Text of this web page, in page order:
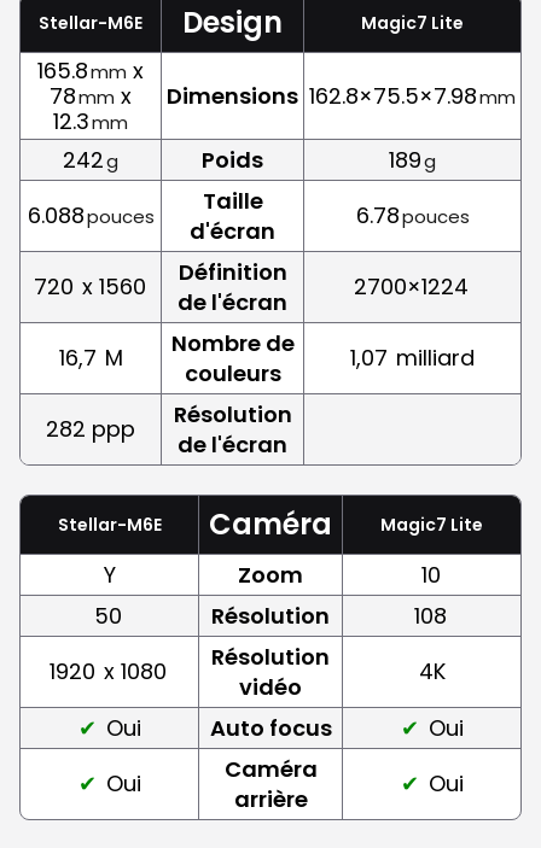
Stellar-M6E Design Magic7 Lite
165.8mm x
78mm x
12.3mm
Dimensions 162.8×75.5×7.98mm
242g Poids 189g
6.088pouces
Taille
d'écran
6.78pouces
720 x 1560
Définition
de l'écran
2700×1224
16,7 M
Nombre de
couleurs
1,07 milliard
282 ppp
Résolution
de l'écran
Stellar-M6E Caméra Magic7 Lite
Y Zoom
10
50
Résolution
108
1920 x 1080
Résolution
vidéo
4K
Oui
Auto focus
Oui
Oui
Caméra
arrière
Oui